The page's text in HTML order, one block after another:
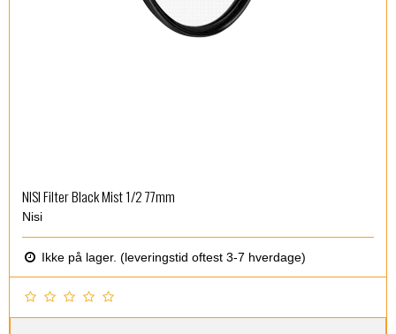
NISI Filter Black Mist 1/2 77mm
Nisi
Ikke på lager. (leveringstid oftest 3-7 hverdage)